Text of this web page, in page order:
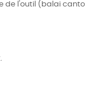
de l'outil (balai